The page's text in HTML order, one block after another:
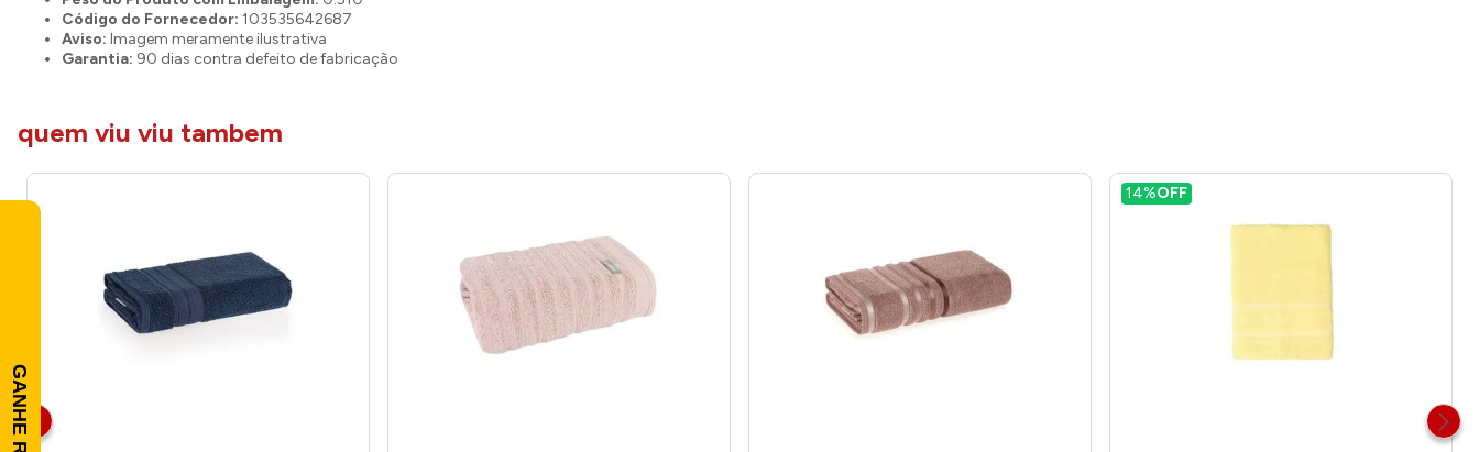
Código do Fornecedor: 103535642687
Aviso: Imagem meramente ilustrativa
Garantia: 90 dias contra defeito de fabricação
quem viu viu tambem
14%OFF